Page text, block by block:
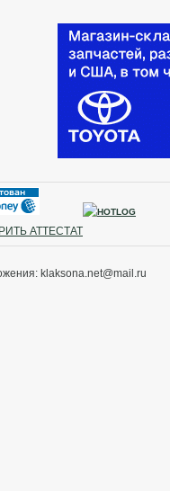
АТТЕСТАТ
klaksona.net@mail.ru